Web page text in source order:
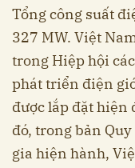
Tổng công suất
327 MW. Việt
trong Hiệp hội
phát triển điện
được lắp đặt hiện
đó, trong bản
gia hiện hành,